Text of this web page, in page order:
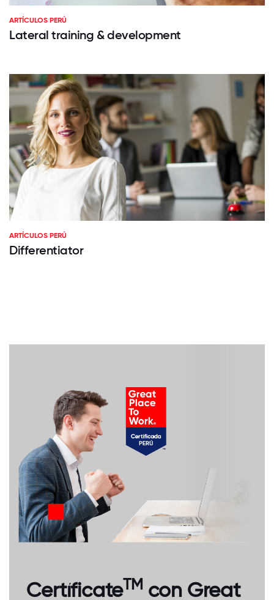
ARTÍCULOS PERÚ
Lateral training & development
ARTÍCULOS PERÚ
Differentiator
CertíficateTM con Great